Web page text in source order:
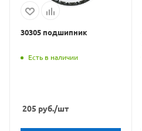
30305 подшипник
Есть в наличии
205 руб./шт